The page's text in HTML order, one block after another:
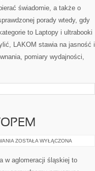
świadomie, a także o
porady wtedy, gdy
to Laptopy i ultrabooki
LAKOM stawia na jasność i
pomiary wydajności,
MOBILNOŚĆ
LAPTOPEM
ZOSTAŁA WYŁĄCZONA
w aglomeracji śląskiej to